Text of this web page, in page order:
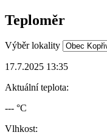
Teploměr
Výběr lokality
17.7.2025 13:35
Aktuální teplota:
--- °C
Vlhkost: